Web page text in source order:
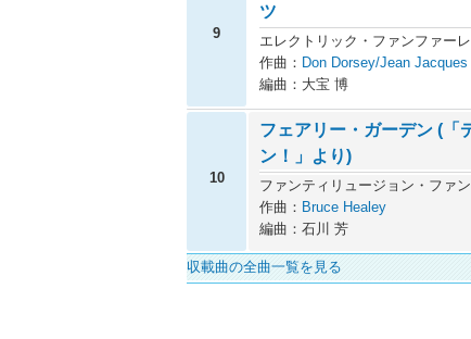
9
ツ
エレクトリック・ファンファー
作曲： Don Dorsey/Jean
編曲：大宝 博
10
フェアリー・ガーデン (「
ン！」より)
ファンティリュージョン・ファ
作曲： Bruce Healey
編曲：石川 芳
収載曲の全曲一覧を見る